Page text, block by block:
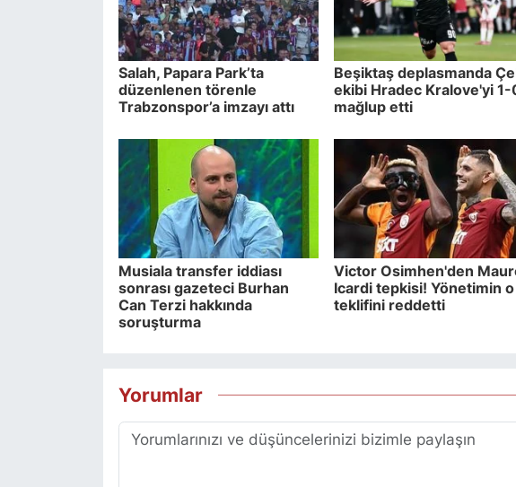
Salah, Papara Park’ta
düzenlenen törenle
Trabzonspor’a imzayı attı
Beşiktaş deplasmanda
ekibi Hradec Kralove'yi 1-
mağlup etti
Musiala transfer iddiası
sonrası gazeteci Burhan
Can Terzi hakkında
soruşturma
Victor Osimhen'den
Icardi tepkisi! Yönetimin o
teklifini reddetti
Yorumlar